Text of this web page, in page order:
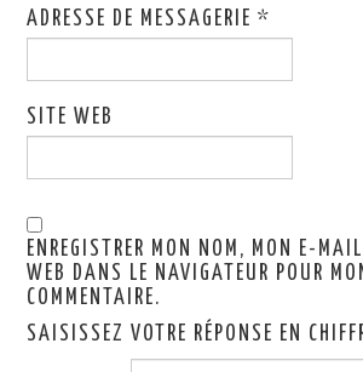
ADRESSE DE MESSAGERIE*
SITE WEB
ENREGISTRER MON NOM, MON E-
WEB DANS LE NAVIGATEUR POUR
COMMENTAIRE.
SAISISSEZ VOTRE RÉPONSE EN